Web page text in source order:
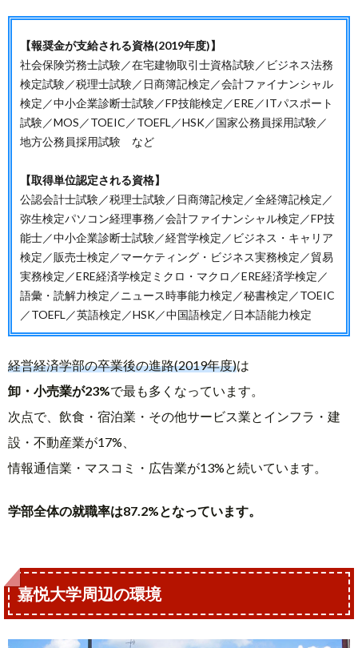
【報奨金が支給される資格(2019年度)】
社会保険労務士試験／在宅建物取引士資格試験／ビジネス法務
検定試験／税理士試験／日商簿記検定／会計ファイナンシャル
検定／中小企業診断士試験／FP技能検定／ERE／ITパスポート
試験／MOS／TOEIC／TOEFL／HSK／国家公務員採用試験／
地方公務員採用試験 など
【取得単位認定される資格】
公認会計士試験／税理士試験／日商簿記検定／全経簿記検定／
弥生検定パソコン経理事務／会計ファイナンシャル検定／FP技
能士／中小企業診断士試験／経営学検定／ビジネス・キャリア
検定／販売士検定／マーケティング・ビジネス実務検定／貿易
実務検定／ERE経済学検定ミクロ・マクロ／ERE経済学検定／
語彙・読解力検定／ニュース時事能力検定／秘書検定／TOEIC
／TOEFL／英語検定／HSK／中国語検定／日本語能力検定
経営経済学部の卒業後の進路(2019年度)は
卸・小売業が23%で最も多くなっています。
次点で、飲食・宿泊業・その他サービス業とインフラ・建
設・不動産業が17%、
情報通信業・マスコミ・広告業が13%と続いています。
学部全体の就職率は87.2%となっています。
嘉悦大学周辺の環境